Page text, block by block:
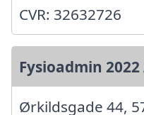
CVR: 32632726
Fysioadmin 2022
Ørkildsgade 44,